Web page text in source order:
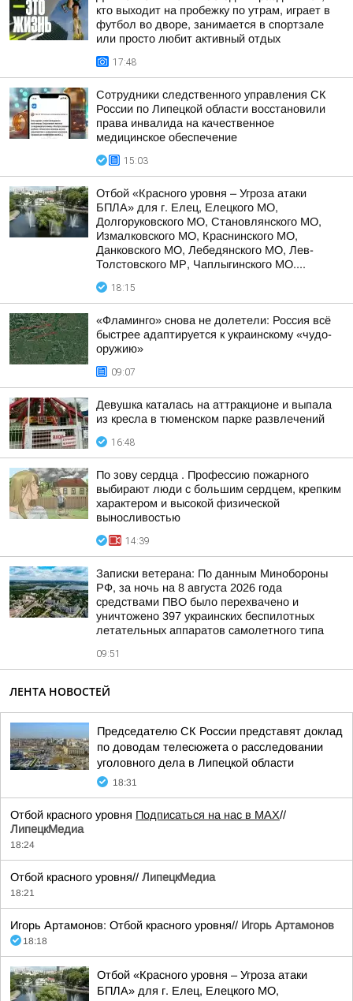
кто выходит на пробежку по утрам, играет в
футбол во дворе, занимается в спортзале
или просто любит активный отдых
17:48
Сотрудники следственного управления СК
России по Липецкой области восстановили
права инвалида на качественное
медицинское обеспечение
15:03
Отбой «Красного уровня – Угроза атаки
БПЛА» для г. Елец, Елецкого МО,
Долгоруковского МО, Становлянского МО,
Измалковского МО, Краснинского МО,
Данковского МО, Лебедянского МО, Лев-
Толстовского МР, Чаплыгинского МО....
18:15
«Фламинго» снова не долетели: Россия всё
быстрее адаптируется к украинскому «чудо-
оружию»
09:07
Девушка каталась на аттракционе и выпала
из кресла в тюменском парке развлечений
16:48
По зову сердца . Профессию пожарного
выбирают люди с большим сердцем, крепким
характером и высокой физической
выносливостью
14:39
Записки ветерана: По данным Минобороны
РФ, за ночь на 8 августа 2026 года
средствами ПВО было перехвачено и
уничтожено 397 украинских беспилотных
летательных аппаратов самолетного типа
09:51
ЛЕНТА НОВОСТЕЙ
Председателю СК России представят доклад
по доводам телесюжета о расследовании
уголовного дела в Липецкой области
18:31
Отбой красного уровня Подписаться на нас в МАХ//
ЛипецкМедиа
18:24
Отбой красного уровня// ЛипецкМедиа
18:21
Игорь Артамонов: Отбой красного уровня// Игорь Артамонов
18:18
Отбой «Красного уровня – Угроза атаки
БПЛА» для г. Елец, Елецкого МО,